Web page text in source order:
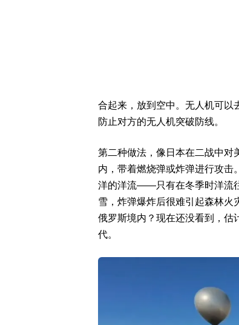
合起来，放到空中。无人机可以
防止对方的无人机突破防线。
第二种做法，像日本在二战中对
内，带着燃烧弹或炸弹进行攻击
洋的洋流——只有在冬季时洋流
雪，炸弹爆炸后很难引起森林火
俄罗斯境内？现在还没看到，估
代。